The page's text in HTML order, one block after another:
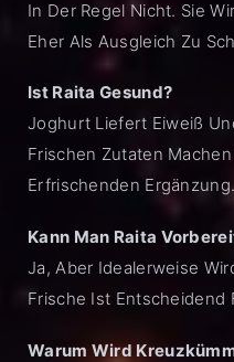
In Der Regel Nicht. Sie
Eher Als Ausgleich Zu
Ist Raita Gesund?
Joghurt Liefert Eiweiß
Frischen Zutaten
Erfrischenden Ergänzung.
Kann Man Raita
Ja, Aber Idealerweise
Frische Ist Entscheidend
Warum Wird